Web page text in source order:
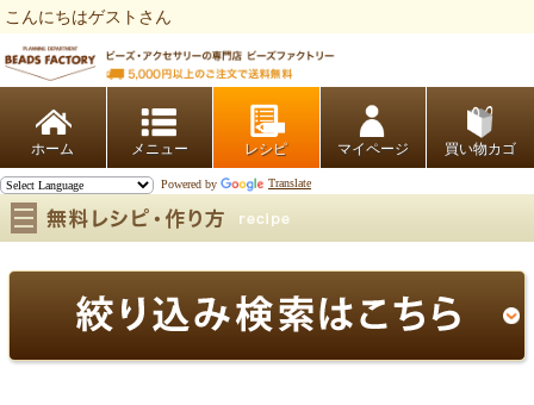
こんにちはゲストさん
ホーム レシピ マイページ 買い物カゴ
Powered by Translate